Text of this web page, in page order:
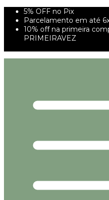
5% OFF no Pix
Parcelamento em até
10% off na primeira
PRIMEIRAVEZ